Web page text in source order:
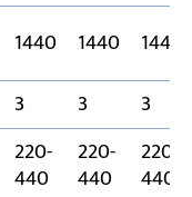
1440 1440
1440
3 3
3
220-
440
220-
440
220-
440